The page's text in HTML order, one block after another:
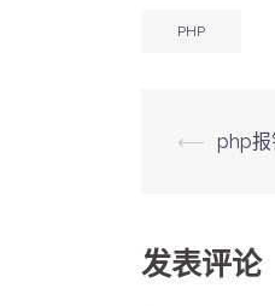
PHP
⟵ php报
发表评论